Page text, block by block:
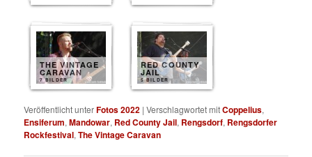
THE VINTAGE
CARAVAN
7 BILDER
RED COUNTY
JAIL
5 BILDER
Veröffentlicht unterFotos 2022 |Verschlagwortet mitCoppelius,
Ensiferum,Mandowar, Red County Jail, Rengsdorf, Rengsdorfer
Rockfestival,The Vintage Caravan